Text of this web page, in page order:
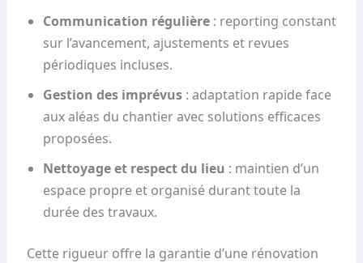
Communication régulière: reporting constant
sur l’avancement, ajustements et revues
périodiques incluses.
Gestion des imprévus: adaptation rapide face
aux aléas du chantier avec solutions efficaces
proposées.
Nettoyage et respect du lieu : maintien d’un
espace propre et organisé durant toute la
durée des travaux.
Cette rigueur offre la garantie d’une rénovation